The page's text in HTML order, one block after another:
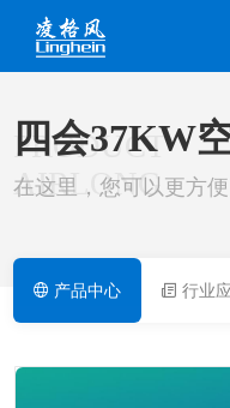
PRODUCT
AIRLONG
四会37KW
在这里，您可以更方
产品中心 行业